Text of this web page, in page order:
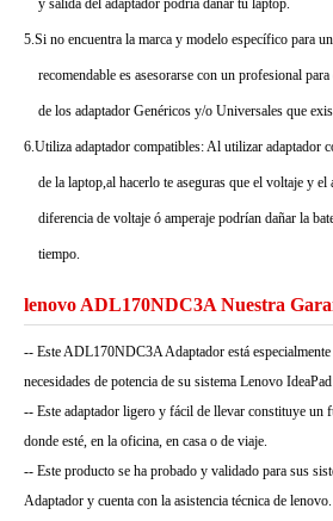
y salida del adaptador podría dañar tu laptop.
5.Si no encuentra la marca y modelo específico para
recomendable es asesorarse con un profesional
de los adaptador Genéricos y/o Universales que
6.Utiliza adaptador compatibles: Al utilizar adaptador
de la laptop,al hacerlo te aseguras que el voltaje y el
diferencia de voltaje ó amperaje podrían dañar la
tiempo.
lenovo ADL170NDC3A Nuestra
-- Este ADL170NDC3A Adaptador está
necesidades de potencia de su sistema Lenovo
-- Este adaptador ligero y fácil de llevar constituye un
donde esté, en la oficina, en casa o de viaje.
-- Este producto se ha probado y validado para sus
Adaptador y cuenta con la asistencia técnica de lenovo.